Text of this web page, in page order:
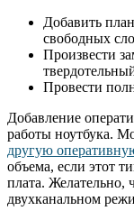
Добавить
свободных
Произвести
Провести
Добавление
работы ноутбука.
другую
объема, если этот
плата. Желательно,
двухканальном